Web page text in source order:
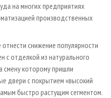
на многих предприятиях
производственных
снижение популярности
c отделкой из натурального
смену которому пришли
двери с покрытием «высокий
быстро растущим сегментом.